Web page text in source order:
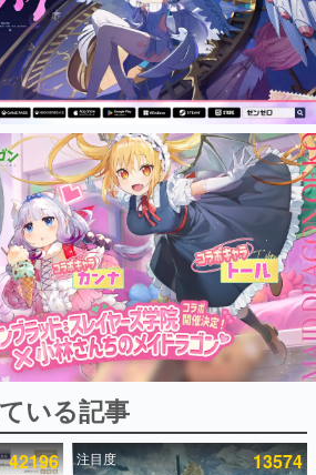
プ
いる記事ランキング
一覧
記事
が数千以上！ ページビュー数万以上！ などな
人々に読まれた、電ファミ渾身の“殿堂入り”記
ました。
いる記事
42196 注目度 13574